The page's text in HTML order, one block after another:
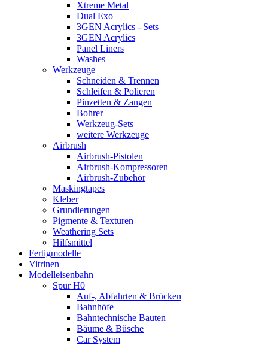
Xtreme Metal
Dual Exo
3GEN Acrylics - Sets
3GEN Acrylics
Panel Liners
Washes
Werkzeuge
Schneiden & Trennen
Schleifen & Polieren
Pinzetten & Zangen
Bohrer
Werkzeug-Sets
weitere Werkzeuge
Airbrush
Airbrush-Pistolen
Airbrush-Kompressoren
Airbrush-Zubehör
Maskingtapes
Kleber
Grundierungen
Pigmente & Texturen
Weathering Sets
Hilfsmittel
Fertigmodelle
Vitrinen
Modelleisenbahn
Spur H0
Auf-, Abfahrten & Brücken
Bahnhöfe
Bahntechnische Bauten
Bäume & Büsche
Car System